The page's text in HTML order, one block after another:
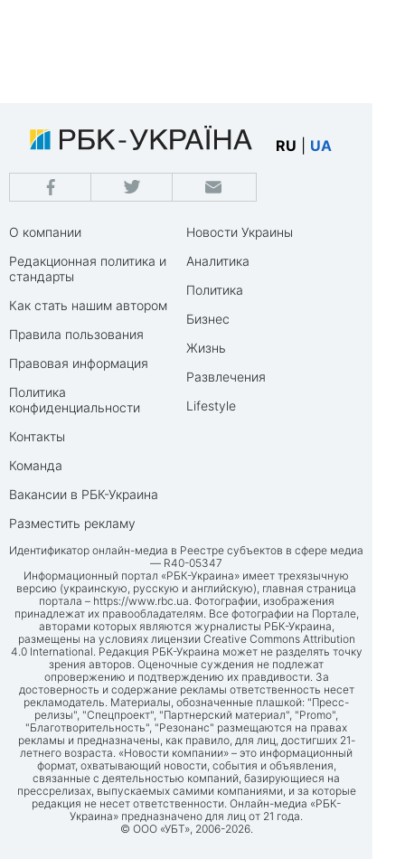
RU UA
О компании
Редакционная политика и
стандарты
Как стать нашим автором
Правила пользования
Правовая информация
Политика
конфиденциальности
Контакты
Команда
Вакансии в РБК-Украина
Разместить рекламу
Новости Украины
Аналитика
Политика
Бизнес
Жизнь
Развлечения
Lifestyle
Идентификатор онлайн-медиа в Реестре субъектов в сфере медиа
— R40-05347
Информационный портал «РБК-Украина» имеет трехязычную
версию (украинскую, русскую и английскую), главная страница
портала – https://www.rbc.ua. Фотографии, изображения
принадлежат их правообладателям. Все фотографии на Портале,
авторами которых являются журналисты РБК-Украина,
размещены на условиях лицензии Creative Commons Attribution
4.0 International. Редакция РБК-Украина может не разделять точку
зрения авторов. Оценочные суждения не подлежат
опровержению и подтверждению их правдивости. За
достоверность и содержание рекламы ответственность несет
рекламодатель. Материалы, обозначенные плашкой: "Пресс-
релизы", "Спецпроект", "Партнерский материал", "Promo",
"Благотворительность", "Резонанс" размещаются на правах
рекламы и предназначены, как правило, для лиц, достигших 21-
летнего возраста. «Новости компании» – это информационный
формат, охватывающий новости, события и объявления,
связанные с деятельностью компаний, базирующиеся на
прессрелизах, выпускаемых самими компаниями, и за которые
редакция не несет ответственности. Онлайн-медиа «РБК-
Украина» предназначено для лиц от 21 года.
© ООО «УБТ», 2006-2026.